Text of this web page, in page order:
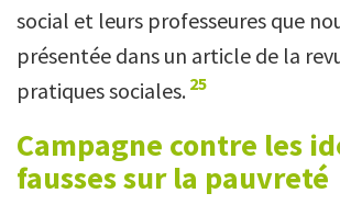
social et leurs professeures que
présentée dans un article de la
pratiques sociales. 25
Campagne contre les
fausses sur la pauvreté